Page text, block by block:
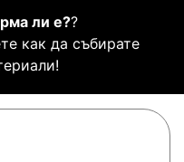
ли е??
как да събирате